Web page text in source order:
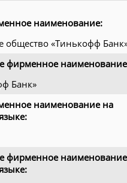
наименование:
общество «Тинькофф
фирменное
Банк»
наименование на
фирменное